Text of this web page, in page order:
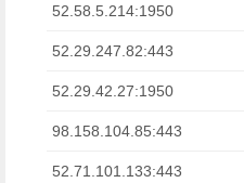
52.58.5.214:1950
52.29.247.82:443
52.29.42.27:1950
98.158.104.85:443
52.71.101.133:443